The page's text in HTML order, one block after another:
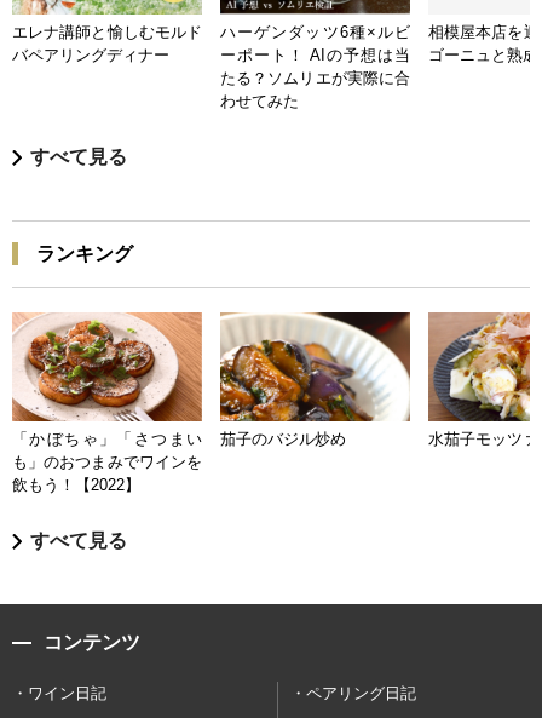
エレナ講師と愉しむモルド
バペアリングディナー
ハーゲンダッツ6種×ルビ
ーポート！ AIの予想は当
たる？ソムリエが実際に合
わせてみた
相模屋本店を
ゴーニュと熟
すべて見る
ランキング
「かぼちゃ」「さつまい
も」のおつまみでワインを
飲もう！【2022】
茄子のバジル炒め 水茄子モッツァ
すべて見る
コンテンツ
ワイン日記
ペアリング日記